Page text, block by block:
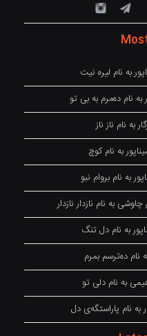
به نام لیره نیت
نام دەمرم بە بی تو
به نام ناز ناز
به نام کوچ
به نام بروام نبو
به نام نازدار نازدار
به نام دل تنگ
دەترسم بمرم
به نام دلی تو
نام پاراستگەی دل